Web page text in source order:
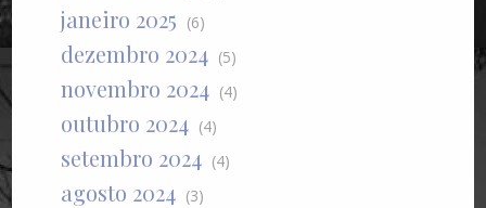
janeiro 2025 (6)
dezembro 2024 (5)
novembro 2024 (4)
outubro 2024 (4)
setembro 2024 (4)
agosto 2024 (3)